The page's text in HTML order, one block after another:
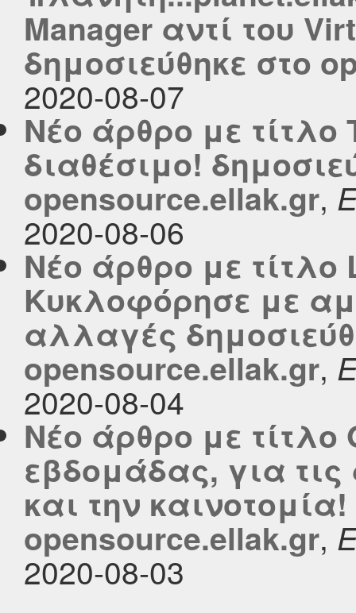
Manager αντί του
δημοσιεύθηκε στο
2020-08-07
Νέο άρθρο με τίτλο
διαθέσιμο!
opensource.ellak.gr,
2020-08-06
Νέο άρθρο με τίτλο
Κυκλοφόρησε με
αλλαγές
opensource.ellak.gr,
2020-08-04
Νέο άρθρο με τίτλο
εβδομάδας, για τις
και την
opensource.ellak.gr,
2020-08-03